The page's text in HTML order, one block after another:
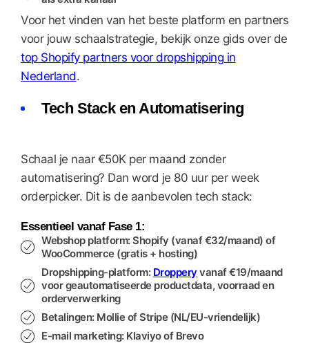
Voor het vinden van het beste platform en partners
voor jouw schaalstrategie, bekijk onze gids over de
top Shopify partners voor dropshipping in
Nederland.
Tech Stack en Automatisering
Schaal je naar €50K per maand zonder
automatisering? Dan word je 80 uur per week
orderpicker. Dit is de aanbevolen tech stack:
Essentieel vanaf Fase 1:
Webshop platform: Shopify (vanaf €32/maand) of
WooCommerce (gratis + hosting)
Dropshipping-platform: Droppery vanaf €19/maand
voor geautomatiseerde productdata, voorraad en
orderverwerking
Betalingen: Mollie of Stripe (NL/EU-vriendelijk)
E-mail marketing: Klaviyo of Brevo